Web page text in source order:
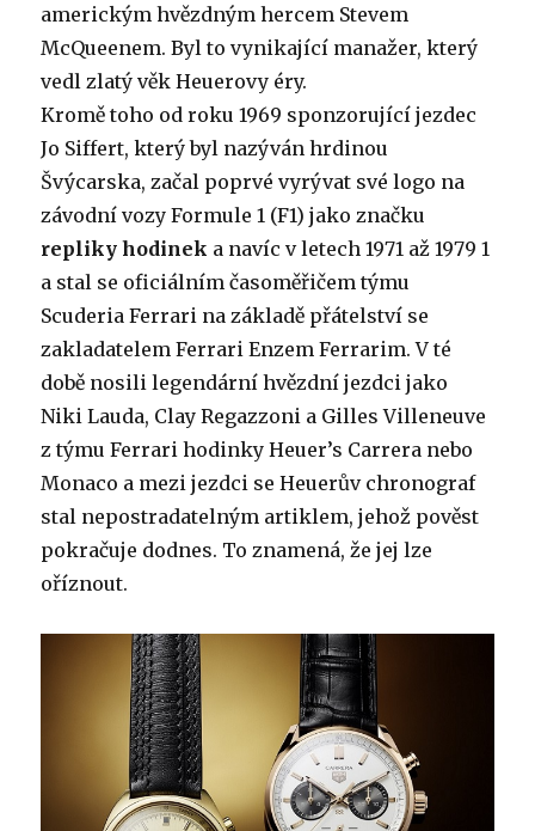
americkým hvězdným hercem Stevem
McQueenem. Byl to vynikající manažer, který
vedl zlatý věk Heuerovy éry.
Kromě toho od roku 1969 sponzorující jezdec
Jo Siffert, který byl nazýván hrdinou
Švýcarska, začal poprvé vyrývat své logo na
závodní vozy Formule 1 (F1) jako značku
repliky hodinek a navíc v letech 1971 až 1979 1
a stal se oficiálním časoměřičem týmu
Scuderia Ferrari na základě přátelství se
zakladatelem Ferrari Enzem Ferrarim. V té
době nosili legendární hvězdní jezdci jako
Niki Lauda, ​​Clay Regazzoni a Gilles Villeneuve
z týmu Ferrari hodinky Heuer’s Carrera nebo
Monaco a mezi jezdci se Heuerův chronograf
stal nepostradatelným artiklem, jehož pověst
pokračuje dodnes. To znamená, že jej lze
oříznout.